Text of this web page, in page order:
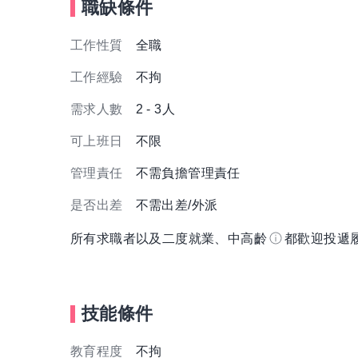
職缺條件
工作性質 全職
工作經驗 不拘
需求人數 2 - 3人
可上班日 不限
管理責任 不需負擔管理責任
是否出差 不需出差/外派
所有求職者以及二度就業、中高齡 都歡迎投遞
技能條件
教育程度 不拘